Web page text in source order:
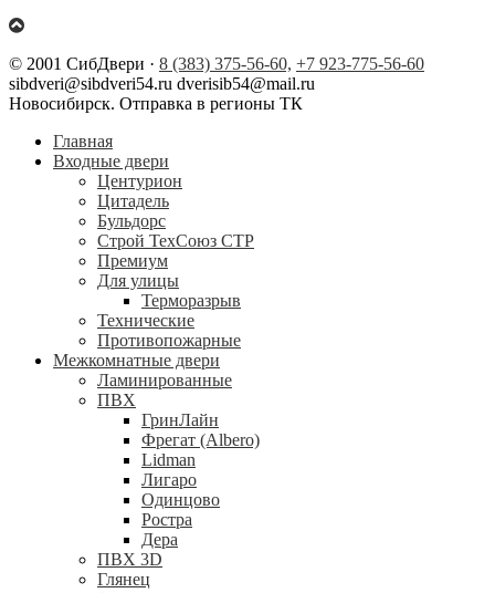
© 2001 СибДвери · 8 (383) 375-56-60, +7 923-775-56-60
sibdveri@sibdveri54.ru dverisib54@mail.ru
Новосибирск. Отправка в регионы ТК
Главная
Входные двери
Центурион
Цитадель
Бульдорс
Строй ТехСоюз СТР
Премиум
Для улицы
Терморазрыв
Технические
Противопожарные
Межкомнатные двери
Ламинированные
ПВХ
ГринЛайн
Фрегат (Albero)
Lidman
Лигаро
Одинцово
Ростра
Дера
ПВХ 3D
Глянец